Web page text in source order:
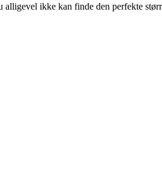
ikke kan finde den perfekte